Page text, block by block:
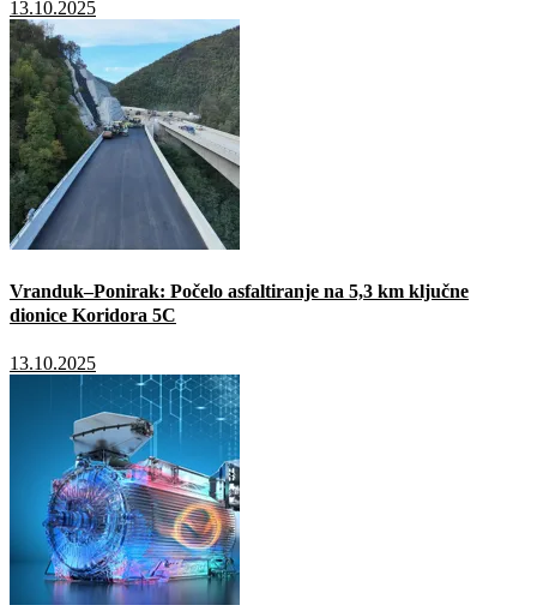
13.10.2025
Vranduk–Ponirak: Počelo asfaltiranje na 5,3 km ključne
dionice Koridora 5C
13.10.2025